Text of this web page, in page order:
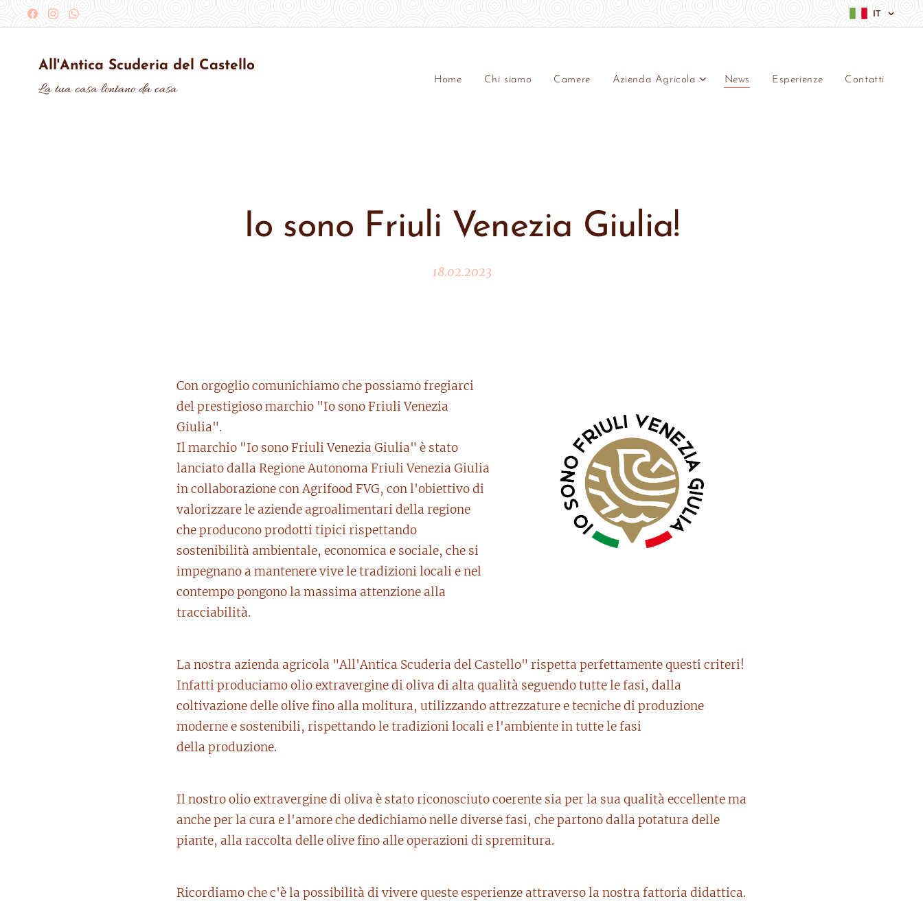
IT
All'Antica Scuderia del Castello
La tua casa lontano da casa
Home Chi siamo Camere Azienda Agricola News Esperienze Contatti
Io sono Friuli Venezia Giulia!
18.02.2023
Con orgoglio comunichiamo che possiamo fregiarci
del prestigioso marchio "Io sono Friuli Venezia
Giulia".
Il marchio "Io sono Friuli Venezia Giulia" è stato
lanciato dalla Regione Autonoma Friuli Venezia Giulia
in collaborazione con Agrifood FVG, con l'obiettivo di
valorizzare le aziende agroalimentari della regione
che producono prodotti tipici rispettando
sostenibilità ambientale, economica e sociale, che si
impegnano a mantenere vive le tradizioni locali e nel
contempo pongono la massima attenzione alla
tracciabilità.
La nostra azienda agricola "All'Antica Scuderia del Castello" rispetta perfettamente questi criteri!
Infatti produciamo olio extravergine di oliva di alta qualità seguendo tutte le fasi, dalla
coltivazione delle olive fino alla molitura, utilizzando attrezzature e tecniche di produzione
moderne e sostenibili, rispettando le tradizioni locali e l'ambiente in tutte le fasi
della produzione.
Il nostro olio extravergine di oliva è stato riconosciuto coerente sia per la sua qualità eccellente ma
anche per la cura e l'amore che dedichiamo nelle diverse fasi, che partono dalla potatura delle
piante, alla raccolta delle olive fino alle operazioni di spremitura.
Ricordiamo che c'è la possibilità di vivere queste esperienze attraverso la nostra fattoria didattica.